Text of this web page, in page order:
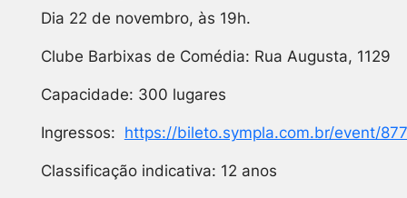
Dia 22 de novembro, às 19h.
Clube Barbixas de Comédia: Rua Augusta, 1129
Capacidade: 300 lugares
Ingressos: https://bileto.sympla.com.br/event/
Classificação indicativa: 12 anos